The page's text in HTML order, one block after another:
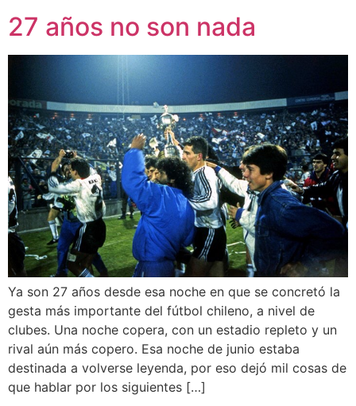
27 años no son nada
Ya son 27 años desde esa noche en que se concretó la
gesta más importante del fútbol chileno, a nivel de
clubes. Una noche copera, con un estadio repleto y un
rival aún más copero. Esa noche de junio estaba
destinada a volverse leyenda, por eso dejó mil cosas de
que hablar por los siguientes […]